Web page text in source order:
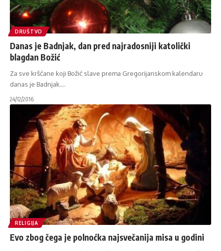
DRUŠTVO
Danas je Badnjak, dan pred najradosniji katolički
blagdan Božić
Za sve kršćane koji Božić slave prema Gregorijanskom kalendaru
danas je Badnjak.…
24/12/2016
RELIGIJA
Evo zbog čega je polnoćka najsvečanija misa u godini